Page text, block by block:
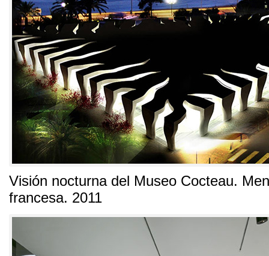
Visión nocturna del Museo Cocteau.
francesa. 2011